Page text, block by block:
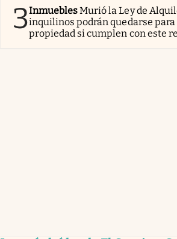
3InmueblesMurió la Ley de
inquilinos podrán quedarse
propiedad si cumplen con este